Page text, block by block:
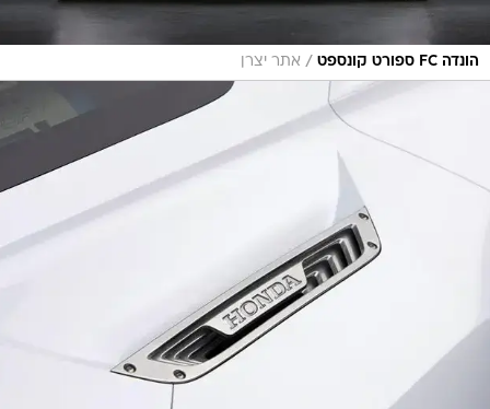
הונדה FC ספורט קונספט / אתר יצרן